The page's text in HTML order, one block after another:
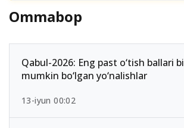
Ommabop
Qabul-2026: Eng past o‘tish ballari
mumkin bo‘lgan yo‘nalishlar
13-iyun 00:02